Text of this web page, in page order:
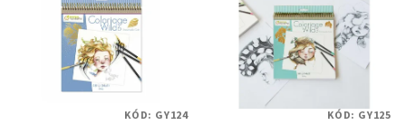
KÓD: GY124 KÓD: GY125